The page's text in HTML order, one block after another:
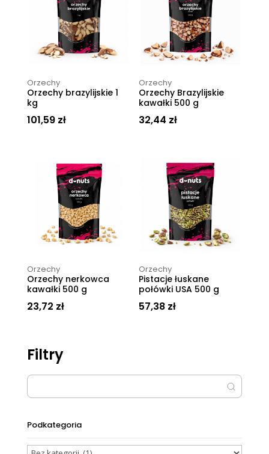
Filtry
Podkategoria
Orzechy
Orzechy brazylijskie 1
kg
101,59 zł
Orzechy
Orzechy Brazylijskie
kawałki 500 g
32,44 zł
Orzechy
Orzechy nerkowca
kawałki 500 g
23,72 zł
Orzechy
Pistacje łuskane
połówki USA 500 g
57,38 zł